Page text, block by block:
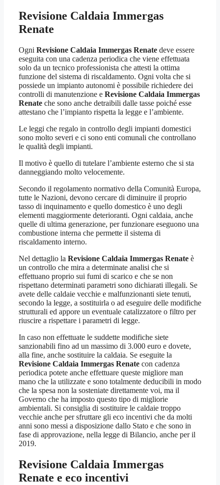
Revisione Caldaia Immergas
Renate
Ogni Revisione Caldaia Immergas Renate deve essere
eseguita con una cadenza periodica che viene effettuata
solo da un tecnico professionista che attesti la ottima
funzione del sistema di riscaldamento. Ogni volta che si
possiede un impianto autonomi è possibile richiedere dei
controlli di manutenzione e Revisione Caldaia Immergas
Renate che sono anche detraibili dalle tasse poiché esse
attestano che l’impianto rispetta la legge e l’ambiente.
Le leggi che regalo in controllo degli impianti domestici
sono molto severi e ci sono enti comunali che controllano
le qualità degli impianti.
Il motivo è quello di tutelare l’ambiente esterno che si sta
danneggiando molto velocemente.
Secondo il regolamento normativo della Comunità Europa,
tutte le Nazioni, devono cercare di diminuire il proprio
tasso di inquinamento e quello domestico è uno degli
elementi maggiormente deterioranti. Ogni caldaia, anche
quelle di ultima generazione, per funzionare eseguono una
combustione interna che permette il sistema di
riscaldamento interno.
Nel dettaglio la Revisione Caldaia Immergas Renate è
un controllo che mira a determinate analisi che si
effettuano proprio sui fumi di scarico e che se non
rispettano determinati parametri sono dichiarati illegali. Se
avete delle caldaie vecchie e malfunzionanti siete tenuti,
secondo la legge, a sostituirla o ad eseguire delle modifiche
strutturali ed appore un eventuale catalizzatore o filtro per
riuscire a rispettare i parametri di legge.
In caso non effettuate le suddette modifiche siete
sanzionabili fino ad un massimo di 3.000 euro e dovete,
alla fine, anche sostituire la caldaia. Se eseguite la
Revisione Caldaia Immergas Renate con cadenza
periodica potete anche effettuare queste migliore man
mano che la utilizzate e sono totalmente deducibili in modo
che la spesa non la sosteniate direttamente voi, ma il
Governo che ha imposto questo tipo di migliorie
ambientali. Si consiglia di sostituire le caldaie troppo
vecchie anche per sfruttare gli eco incentivi che da molti
anni sono messi a disposizione dallo Stato e che sono in
fase di approvazione, nella legge di Bilancio, anche per il
2019.
Revisione Caldaia Immergas
Renate e eco incentivi